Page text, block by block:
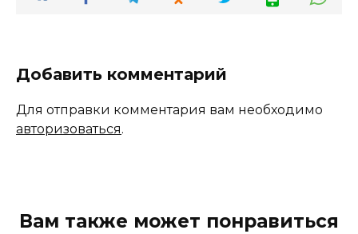
Добавить комментарий
Для отправки комментария вам необходимо
авторизоваться.
Вам также может понравиться